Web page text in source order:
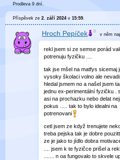
Prodleva 9 dní.
Příspěvek ze2. září 2024 v15:59
Hroch Pepíček v něm
rekl jsem si ze semse porád
potrenuju fyzičku ....
tak jse mšel na matfys sicemaj
vysoky školaci volno ale nevadi
hledal jsmem no a našel jsem
jednu ex-perimentální fyzičku .
asi na prochazku nebo delat
pokus ..... tak to bylo idealni na
potrenovani
cetl jsem ze když trenujete
treba pejska tak je dobre
ze je jako to jídlo dobra
.... jsem k te fyzičce prišel a
....... n oa fungovalo to skvele